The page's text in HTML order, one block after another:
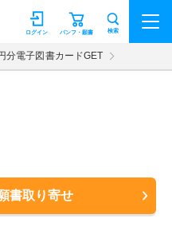
パンフ・願書
ログイン 検索
分電子図書カードGET
書取り寄せ